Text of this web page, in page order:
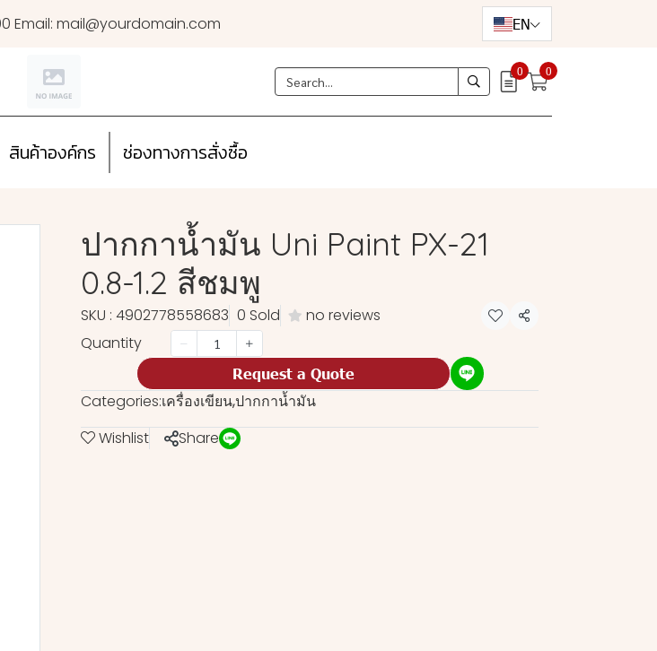
Email: mail@yourdomain.com EN
0 0
สินค้าองค์กร ช่องทางการสั่งซื้อ
ปากกาน้ำมัน Uni Paint PX-21
0.8-1.2 สีชมพู
SKU : 4902778558683 0 Sold no reviews Share
Quantity
Request a Quote
Categories:เครื่องเขียน,ปากกาน้ำมัน
Wishlist
Share